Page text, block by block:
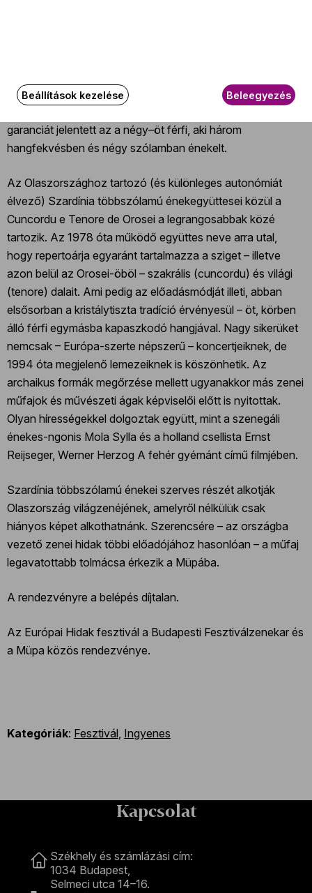
Alapvetően mindig is a férfiak dolgának számított, és nem
garanciát jelentett az a négy–öt férfi, aki három
hangfekvésben és négy szólamban énekelt.
Az Olaszországhoz tartozó (és különleges autonómiát
élvező) Szardínia többszólamú énekegyüttesei közül a
Cuncordu e Tenore de Orosei a legrangosabbak közé
tartozik. Az 1978 óta működő együttes neve arra utal,
hogy repertoárja egyaránt tartalmazza a sziget – illetve
azon belül az Orosei-öböl – szakrális (cuncordu) és világi
(tenore) dalait. Ami pedig az előadásmódját illeti, abban
elsősorban a kristálytiszta tradíció érvényesül – öt, körben
álló férfi egymásba kapaszkodó hangjával. Nagy sikerüket
nemcsak – Európa-szerte népszerű – koncertjeiknek, de
1994 óta megjelenő lemezeiknek is köszönhetik. Az
archaikus formák megőrzése mellett ugyanakkor más zenei
műfajok és művészeti ágak képviselői előtt is nyitottak.
Olyan hírességekkel dolgoztak együtt, mint a szenegáli
énekes-ngonis Mola Sylla és a holland csellista Ernst
Reijseger, Werner Herzog A fehér gyémánt című filmjében.
Szardínia többszólamú énekei szerves részét alkotják
Olaszország világzenéjének, amelyről nélkülük csak
hiányos képet alkothatnánk. Szerencsére – az országba
vezető zenei hidak többi előadójához hasonlóan – a műfaj
legavatottabb tolmácsa érkezik a Müpába.
A rendezvényre a belépés díjtalan.
Az Európai Hidak fesztivál a Budapesti Fesztiválzenekar és
a Müpa közös rendezvénye.
Kategóriák: Fesztivál, Ingyenes
Kapcsolat
Székhely és számlázási cím:
1034 Budapest,
Selmeci utca 14–16.
Beállítások kezelése Beleegyezés